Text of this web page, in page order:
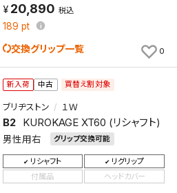
20,890 税込
189 pt
交換グリップ一覧 0
新入荷 中古 買替え割対象
ブリヂストン １Ｗ
B2 KUROKAGE XT60 (リシャフト)
男性用右 グリップ交換可能
リシャフト
リグリップ
付属品
ヘッドカバー